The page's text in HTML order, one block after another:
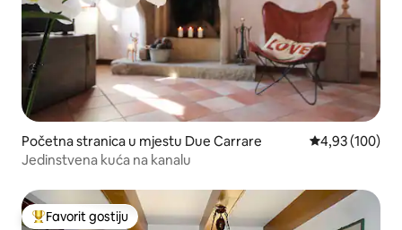
Početna stranica u mjestu Due Carrare prosječna
4,93 (100)
Jedinstvena kuća na kanalu
Glavni favorit gostiju
Favorit gostiju